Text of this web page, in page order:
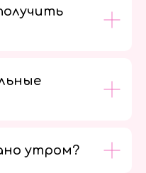
утром?